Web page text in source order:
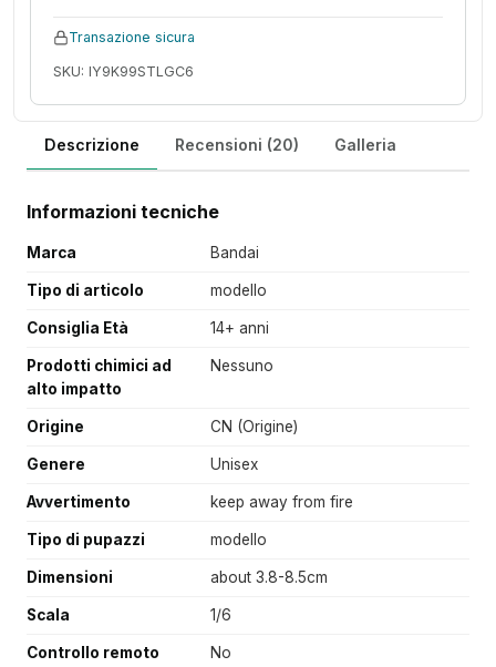
Transazione sicura
SKU: IY9K99STLGC6
Descrizione Recensioni (20) Galleria
Informazioni tecniche
Marca Bandai
Tipo di articolo modello
Consiglia Età 14+ anni
Prodotti chimici ad
alto impatto
Nessuno
Origine CN (Origine)
Genere Unisex
Avvertimento keep away from fire
Tipo di pupazzi modello
Dimensioni about 3.8-8.5cm
Scala 1/6
Controllo remoto No